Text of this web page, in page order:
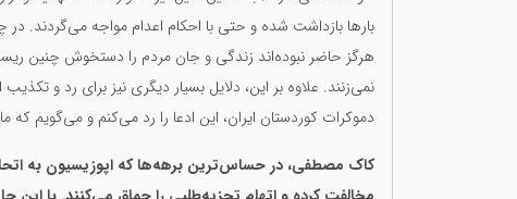
بارها بازداشت شده و حتی با احکام اعدام مواجه می‌گردند.
هرگز حاضر نبوده‌اند زندگی و جان مردم را دستخوش چنین
نمی‌زنند. علاوه بر این، دلایل بسیار دیگری نیز برای رد و
دموکرات کوردستان ایران، این ادعا را رد می‌کنم و می‌گویم که
کاک مصطفی، در حساس‌ترین برهه‌ها که اپوزیسیون به